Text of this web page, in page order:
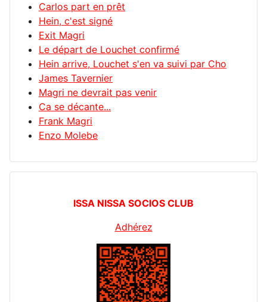
Carlos part en prêt
Hein, c'est signé
Exit Magri
Le départ de Louchet confirmé
Hein arrive, Louchet s'en va suivi par Cho
James Tavernier
Magri ne devrait pas venir
Ca se décante...
Frank Magri
Enzo Molebe
ISSA NISSA SOCIOS CLUB
Adhérez